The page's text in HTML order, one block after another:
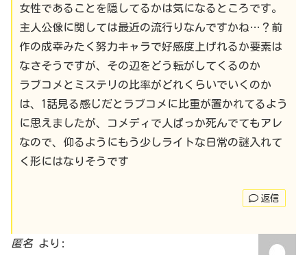
女性であることを隠してるかは気になるところです。
主人公像に関しては最近の流行りなんですかね…？前
作の成幸みたく努力キャラで好感度上げれるか要素は
なさそうですが、その辺をどう転がしてくるのか
ラブコメとミステリの比率がどれくらいでいくのか
は、1話見る感じだとラブコメに比重が置かれてるよう
に思えましたが、コメディで人ばっか死んでてもアレ
なので、仰るようにもう少しライトな日常の謎入れて
く形にはなりそうです
返信
匿名 より: